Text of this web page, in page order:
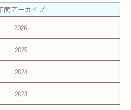
間アーカイブ
2026
2025
2024
2023